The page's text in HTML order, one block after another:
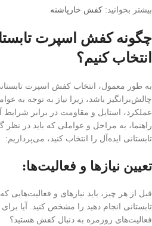
بیشتر بخوانید: کفش خارپاشنه
چگونه کفش اسپرت
انتخاب کنیم؟
به طور معمول، انتخاب کفش اسپرت
چالش‌برانگیز باشد، زیرا نیاز به توجه به
عملکرد، استایل و مقاومت در برابر
راهنما، به مراحل و عواملی که باید در
تابستانی ایده‌آل را انتخاب کنید، می‌پردازیم:
تعیین نیازها و فعالیت‌ها:
قبل از هر چیز، باید نیازهای و
تابستانی انجام دهید را مشخص کنید. آیا
فعالیت‌های روزمره به دنبال کفش هستید؟